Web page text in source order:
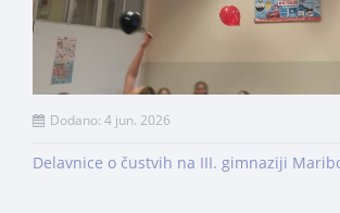
Dodano: 4 jun. 2026
Delavnice o čustvih na III. gimnaziji